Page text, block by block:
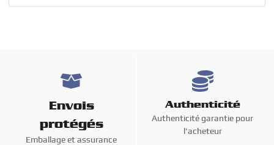
Envois
protégés
Emballage et assurance
Authenticité
Authenticité garantie pour
l'acheteur